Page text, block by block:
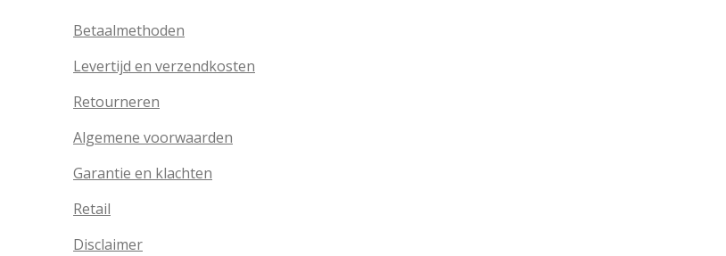
Betaalmethoden
Levertijd en verzendkosten
Retourneren
Algemene voorwaarden
Garantie en klachten
Retail
Disclaimer